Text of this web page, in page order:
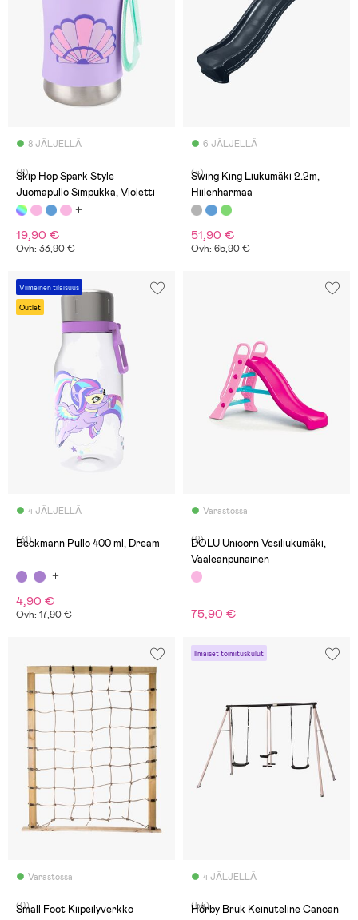
8 JÄLJELLÄ
(8)
Skip Hop Spark Style
Juomapullo Simpukka, Violetti
19,90 €
Ovh: 33,90 €
6 JÄLJELLÄ
(4)
Swing King Liukumäki 2.2m,
Hiilenharmaa
51,90 €
Ovh: 65,90 €
Viimeinen tilaisuus
Outlet
4 JÄLJELLÄ
(31)
Beckmann Pullo 400 ml, Dream
4,90 €
Ovh: 17,90 €
Varastossa
(2)
DOLU Unicorn Vesiliukumäki,
Vaaleanpunainen
75,90 €
Varastossa
(0)
Small Foot Kiipeilyverkko
Ilmaiset toimituskulut
4 JÄLJELLÄ
(54)
Hörby Bruk Keinuteline Cancan